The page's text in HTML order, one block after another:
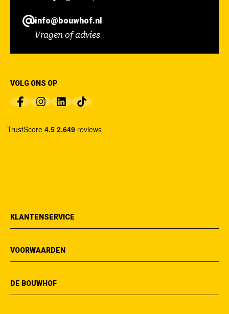
info@bouwhof.nl
Vragen of advies
VOLG ONS OP
KLANTENSERVICE
VOORWAARDEN
DE BOUWHOF